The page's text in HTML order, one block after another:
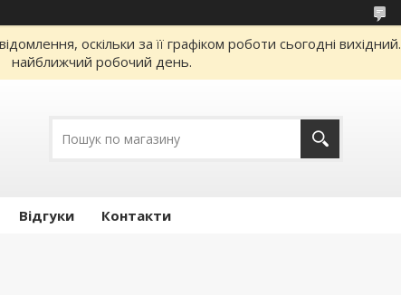
оскільки за її графіком роботи сьогодні
найближчий робочий день.
Відгуки Контакти